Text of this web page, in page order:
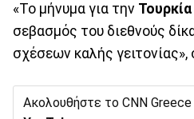
«Το μήνυμα για την Τουρκία
σεβασμός του διεθνούς
σχέσεων καλής γειτονίας»,
Ακολουθήστε το CNN